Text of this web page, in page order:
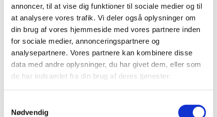
annoncer, til at vise dig funktioner til sociale medier og til
at analysere vores trafik. Vi deler også oplysninger om
din brug af vores hjemmeside med vores partnere inden
for sociale medier, annonceringspartnere og
analysepartnere. Vores partnere kan kombinere disse
data med andre oplysninger, du har givet dem, eller som
de har indsamlet fra din brug af deres tjenester.
Nødvendig